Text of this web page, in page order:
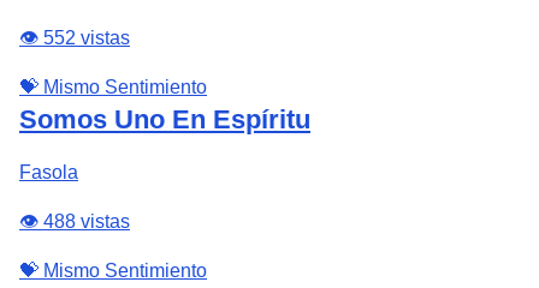
👁️ 552 vistas
💝 Mismo Sentimiento
Somos Uno En Espíritu
Fasola
👁️ 488 vistas
💝 Mismo Sentimiento